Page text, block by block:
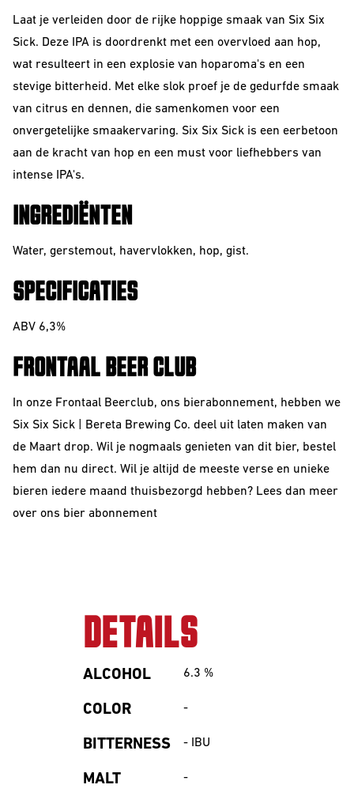
Laat je verleiden door de rijke hoppige smaak van Six Six
Sick. Deze IPA is doordrenkt met een overvloed aan hop,
wat resulteert in een explosie van hoparoma's en een
stevige bitterheid. Met elke slok proef je de gedurfde smaak
van citrus en dennen, die samenkomen voor een
onvergetelijke smaakervaring. Six Six Sick is een eerbetoon
aan de kracht van hop en een must voor liefhebbers van
intense IPA's.
INGREDIËNTEN
Water, gerstemout, havervlokken, hop, gist.
SPECIFICATIES
ABV 6,3%
FRONTAAL BEER CLUB
In onze Frontaal Beerclub, ons bierabonnement, hebben we
Six Six Sick | Bereta Brewing Co. deel uit laten maken van
de Maart drop. Wil je nogmaals genieten van dit bier, bestel
hem dan nu direct. Wil je altijd de meeste verse en unieke
bieren iedere maand thuisbezorgd hebben? Lees dan meer
over ons bier abonnement
DETAILS
ALCOHOL 6.3 %
COLOR -
BITTERNESS - IBU
MALT -